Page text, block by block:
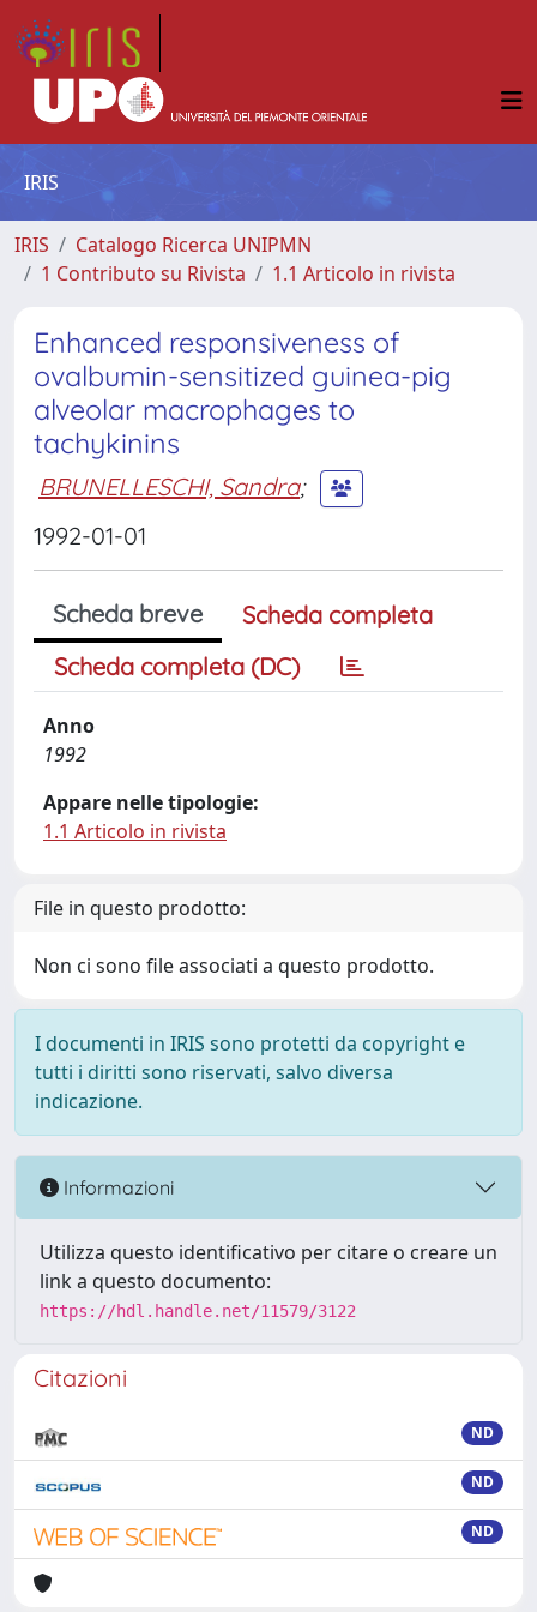
IRIS
IRIS
Catalogo Ricerca UNIPMN
1 Contributo su Rivista
1.1 Articolo in rivista
Enhanced responsiveness of
ovalbumin-sensitized guinea-pig
alveolar macrophages to
tachykinins
BRUNELLESCHI, Sandra;
1992-01-01
Scheda breve
Scheda completa
Scheda completa (DC)
Anno
1992
Appare nelle tipologie:
1.1 Articolo in rivista
File in questo prodotto:
Non ci sono file associati a questo prodotto.
I documenti in IRIS sono protetti da copyright e
tutti i diritti sono riservati, salvo diversa
indicazione.
Informazioni
Utilizza questo identificativo per citare o creare un
link a questo documento:
https://hdl.handle.net/11579/3122
Citazioni
ND
ND
ND